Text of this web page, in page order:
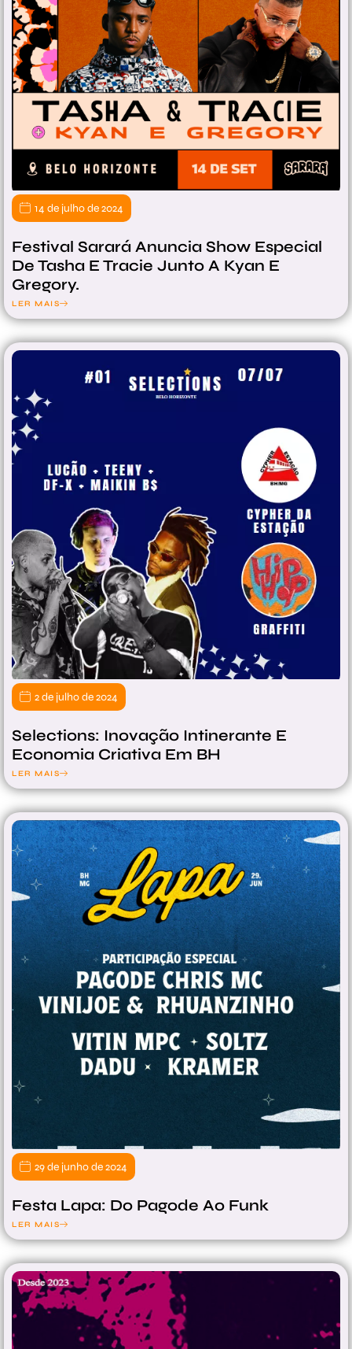
14 de julho de 2024
Festival Sarará Anuncia Show Especial
De Tasha E Tracie Junto A Kyan E
Gregory.
LER MAIS
2 de julho de 2024
Selections: Inovação Intinerante E
Economia Criativa Em BH
LER MAIS
29 de junho de 2024
Festa Lapa: Do Pagode Ao Funk
LER MAIS